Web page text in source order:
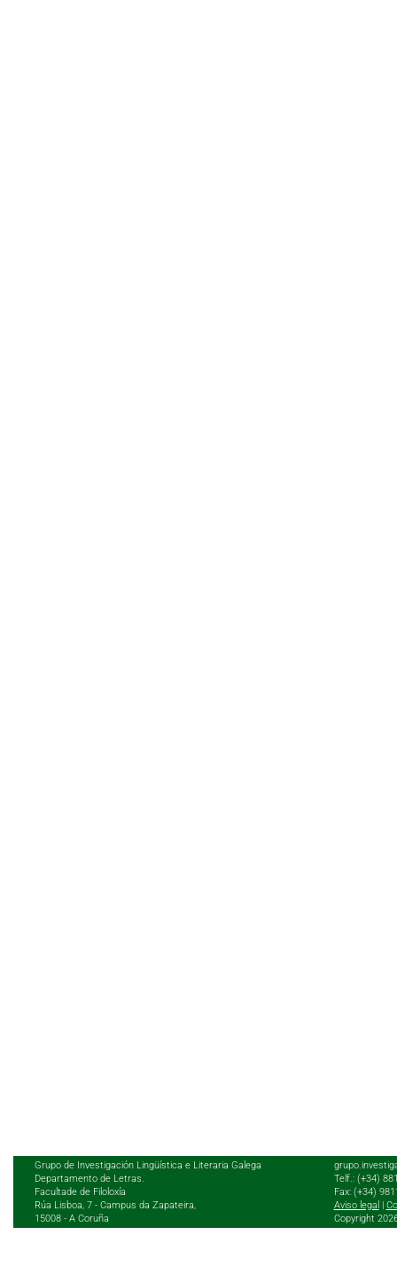
Grupo de Investigación Lingüística e Literaria Galega
Departamento de Letras.
Facultade de Filoloxía
Rúa Lisboa, 7 - Campus da Zapateira,
15008 - A Coruña
Telf.: (+34)
Fax: (+34)
Aviso legal
Copyright